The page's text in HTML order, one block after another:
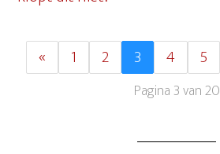
« 1 2 3 4 5
Pagina 3 van 20